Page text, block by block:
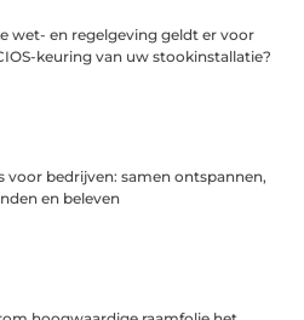
wet- en regelgeving geldt er voor
keuring van uw stookinstallatie?
voor bedrijven: samen ontspannen,
en beleven